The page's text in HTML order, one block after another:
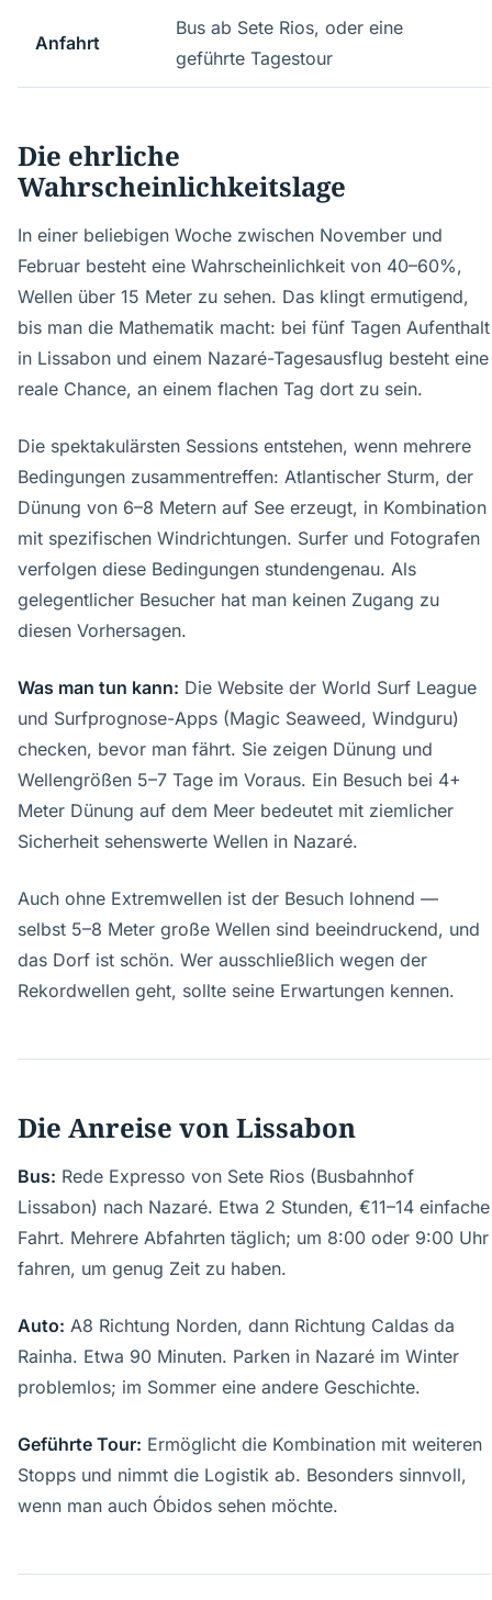
Anfahrt
Bus ab Sete Rios, oder eine
geführte Tagestour
Die ehrliche
Wahrscheinlichkeitslage
In einer beliebigen Woche zwischen November und
Februar besteht eine Wahrscheinlichkeit von 40–60%,
Wellen über 15 Meter zu sehen. Das klingt ermutigend,
bis man die Mathematik macht: bei fünf Tagen Aufenthalt
in Lissabon und einem Nazaré-Tagesausflug besteht eine
reale Chance, an einem flachen Tag dort zu sein.
Die spektakulärsten Sessions entstehen, wenn mehrere
Bedingungen zusammentreffen: Atlantischer Sturm, der
Dünung von 6–8 Metern auf See erzeugt, in Kombination
mit spezifischen Windrichtungen. Surfer und Fotografen
verfolgen diese Bedingungen stundengenau. Als
gelegentlicher Besucher hat man keinen Zugang zu
diesen Vorhersagen.
Was man tun kann: Die Website der World Surf League
und Surfprognose-Apps (Magic Seaweed, Windguru)
checken, bevor man fährt. Sie zeigen Dünung und
Wellengrößen 5–7 Tage im Voraus. Ein Besuch bei 4+
Meter Dünung auf dem Meer bedeutet mit ziemlicher
Sicherheit sehenswerte Wellen in Nazaré.
Auch ohne Extremwellen ist der Besuch lohnend —
selbst 5–8 Meter große Wellen sind beeindruckend, und
das Dorf ist schön. Wer ausschließlich wegen der
Rekordwellen geht, sollte seine Erwartungen kennen.
Die Anreise von Lissabon
Bus: Rede Expresso von Sete Rios (Busbahnhof
Lissabon) nach Nazaré. Etwa 2 Stunden, €11–14 einfache
Fahrt. Mehrere Abfahrten täglich; um 8:00 oder 9:00 Uhr
fahren, um genug Zeit zu haben.
Auto: A8 Richtung Norden, dann Richtung Caldas da
Rainha. Etwa 90 Minuten. Parken in Nazaré im Winter
problemlos; im Sommer eine andere Geschichte.
Geführte Tour: Ermöglicht die Kombination mit weiteren
Stopps und nimmt die Logistik ab. Besonders sinnvoll,
wenn man auch Óbidos sehen möchte.